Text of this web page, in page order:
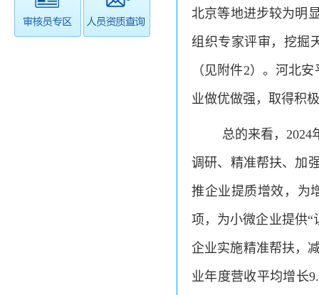
北京等地进步较为明
组织专家评审，挖掘
（见附件2）。河北
业做优做强，取得积
总的来看，
调研、精准帮扶、加
推企业提质增效，为
项，为小微企业提供“
企业实施精准帮扶，
业年度营收平均增长